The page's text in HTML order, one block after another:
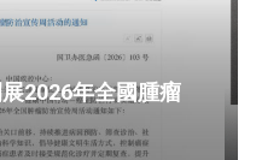
兆intel 82599卡實現